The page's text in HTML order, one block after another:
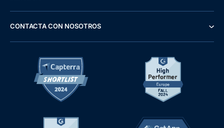
CONTACTA CON NOSOTROS